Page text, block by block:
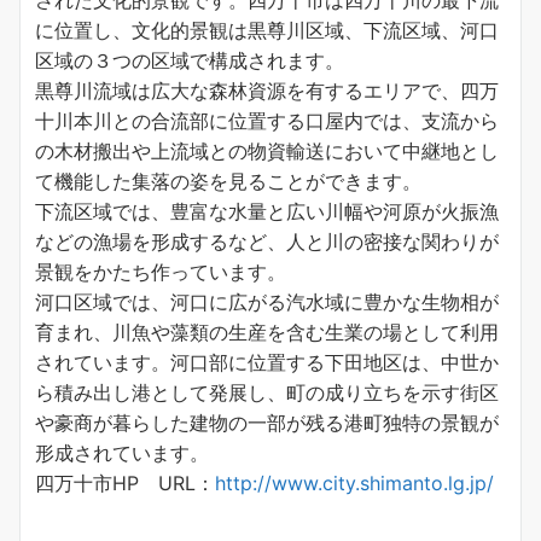
に位置し、文化的景観は黒尊川区域、下流区域、河口
区域の３つの区域で構成されます。
黒尊川流域は広大な森林資源を有するエリアで、四万
十川本川との合流部に位置する口屋内では、支流から
の木材搬出や上流域との物資輸送において中継地とし
て機能した集落の姿を見ることができます。
下流区域では、豊富な水量と広い川幅や河原が火振漁
などの漁場を形成するなど、人と川の密接な関わりが
景観をかたち作っています。
河口区域では、河口に広がる汽水域に豊かな生物相が
育まれ、川魚や藻類の生産を含む生業の場として利用
されています。河口部に位置する下田地区は、中世か
ら積み出し港として発展し、町の成り立ちを示す街区
や豪商が暮らした建物の一部が残る港町独特の景観が
形成されています。
四万十市HP URL： http://www.city.shimanto.lg.jp/